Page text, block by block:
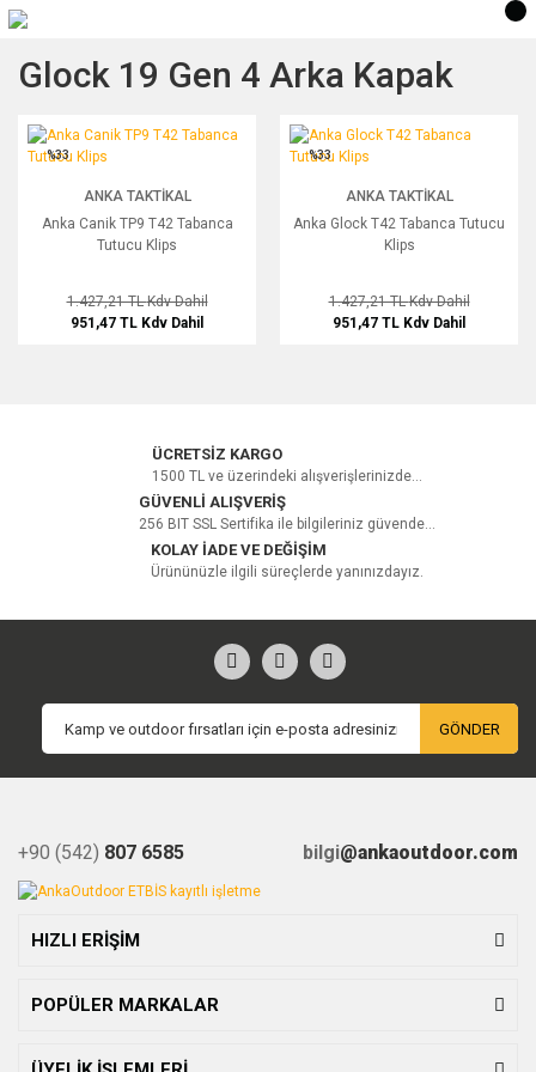
Glock 19 Gen 4 Arka Kapak
Anka Canik TP9 T42 Tabanca Tutucu Klips
%33
ANKA TAKTIKAL
Anka Canik TP9 T42 Tabanca
Tutucu Klips
1.427,21 TLKdv Dahil
951,47 TL Kdv Dahil
Anka Glock T42 Tabanca Tutucu Klips
%33
ANKA TAKTIKAL
Anka Glock T42 Tabanca Tutucu
Klips
1.427,21 TLKdv Dahil
951,47 TL Kdv Dahil
ÜCRETSİZ KARGO
1500 TL ve üzerindeki alışverişlerinizde...
GÜVENLİ ALIŞVERİŞ
256 BIT SSL Sertifika ile bilgileriniz güvende...
KOLAY İADE VE DEĞİŞİM
Ürününüzle ilgili süreçlerde yanınızdayız.
GÖNDER
+90 (542) 807 6585 bilgi@ankaoutdoor.com
HIZLI ERİŞİM
POPÜLER MARKALAR